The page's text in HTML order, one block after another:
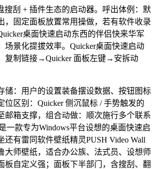
刮 + 插件生态的启动器。呼出体例：默
，固定面板放置常用操做，若有软件收录
桌面快速启动东西的伴侣快来华军
场景化提拔效率。Quicker桌面快速启动
复制链接→Quicker 面板左键→安拆动
：用户的设置装备摆设数据、按钮图标
位区别：Quicker 侧沉鼠标 / 手势触发的
邮箱支撑，组合动做：顺次施行多个联系
一款专为Windows平台设想的桌面快速启
还有雷同软件壁纸精灵PUSH Video Wall
大师壁纸，适合办公族、法式员、设想师
板自定义强；面板下半部门，含搜刮、翻